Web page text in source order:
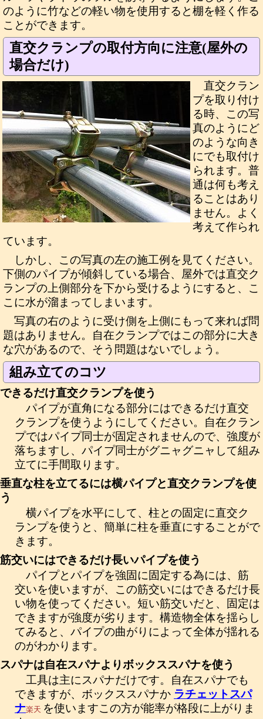
のように竹などの軽い物を使用すると棚を軽く作る
ことができます。
直交クランプの取付方向に注意(屋外の
場合だけ)
直交クラン
プを取り付け
る時、この写
真のようにど
のような向き
にでも取付け
られます。普
通は何も考え
ることはあり
ません。よく
考えて作られ
ています。
しかし、この写真の左の施工例を見てください。
下側のパイプが傾斜している場合、屋外では直交ク
ランプの上側部分を下から受けるようにすると、こ
こに水が溜まってしまいます。
写真の右のように受け側を上側にもって来れば問
題はありません。自在クランプではこの部分に大き
な穴があるので、そう問題はないでしょう。
組み立てのコツ
できるだけ直交クランプを使う
パイプが直角になる部分にはできるだけ直交
クランプを使うようにしてください。自在クラン
プではパイプ同士が固定されませんので、強度が
落ちますし、パイプ同士がグニャグニャして組み
立てに手間取ります。
垂直な柱を立てるには横パイプと直交クランプを使
う
横パイプを水平にして、柱との固定に直交ク
ランプを使うと、簡単に柱を垂直にすることがで
きます。
筋交いにはできるだけ長いパイプを使う
パイプとパイプを強固に固定する為には、筋
交いを使いますが、この筋交いにはできるだけ長
い物を使ってください。短い筋交いだと、固定は
できますが強度が劣ります。構造物全体を揺らし
てみると、パイプの曲がりによって全体が揺れる
のがわかります。
スパナは自在スパナよりボックススパナを使う
工具は主にスパナだけです。自在スパナでも
できますが、ボックススパナか ラチェットスパ
ナ楽天 を使いますこの方が能率が格段に上がりま